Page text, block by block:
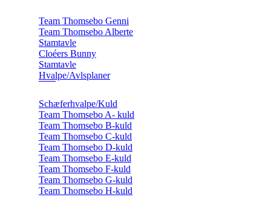
Team Thomsebo Genni
Team Thomsebo Alberte
Stamtavle
Cloéers Bunny
Stamtavle
Hvalpe/Avlsplaner
Schæferhvalpe/Kuld
Team Thomsebo A- kuld
Team Thomsebo B-kuld
Team Thomsebo C-kuld
Team Thomsebo D-kuld
Team Thomsebo E-kuld
Team Thomsebo F-kuld
Team Thomsebo G-kuld
Team Thomsebo H-kuld